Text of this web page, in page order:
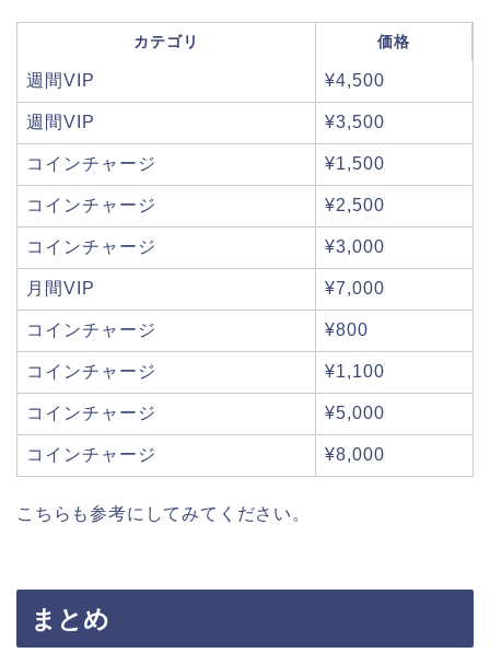
カテゴリ 価格
週間VIP ¥4,500
週間VIP ¥3,500
コインチャージ ¥1,500
コインチャージ ¥2,500
コインチャージ ¥3,000
月間VIP ¥7,000
コインチャージ ¥800
コインチャージ ¥1,100
コインチャージ ¥5,000
コインチャージ ¥8,000
こちらも参考にしてみてください。
まとめ